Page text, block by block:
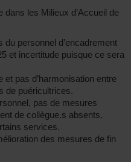
les Milieux d’Accueil de
du personnel d’encadrement
et incertitude puisque ce sera
et pas d’harmonisation entre
de puéricultrices.
pas de mesures
de collègue.s absents.
services.
des mesures de fin